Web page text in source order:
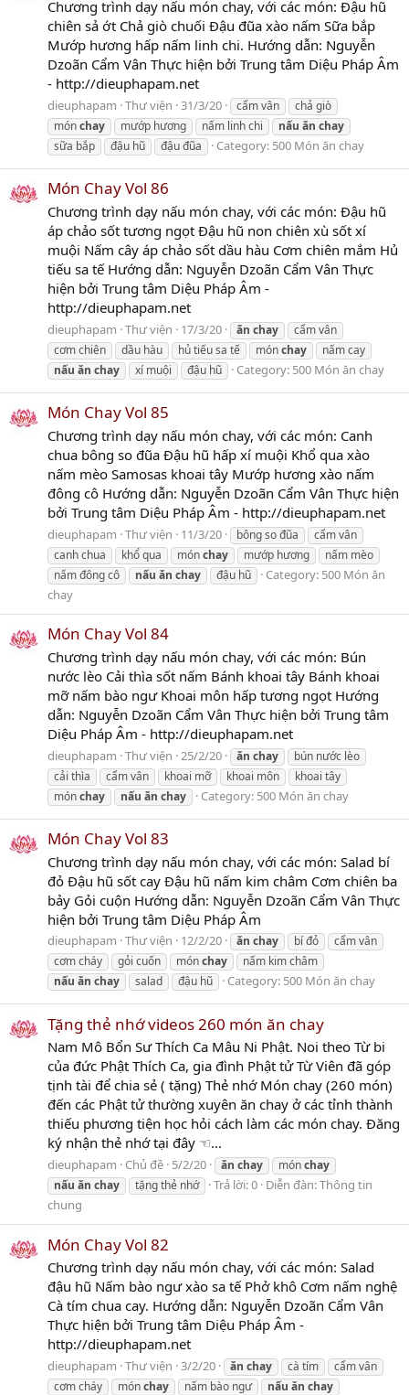
Chương trình dạy nấu món chay, với các món: Đậu hũ
chiên sả ớt Chả giò chuối Đậu đũa xào nấm Sữa bắp
Mướp hương hấp nấm linh chi. Hướng dẫn: Nguyễn
Dzoãn Cẩm Vân Thực hiện bởi Trung tâm Diệu Pháp Âm
- http://dieuphapam.net
dieuphapam Thư viện 31/3/20 cẩm vân
chả giò
mónchay mướp hương nấm linh chi nấu ăn chay
sữa bắp
đậu hũ đậu đũa Category: 500 Món ăn chay
Món Chay Vol 86
Chương trình dạy nấu món chay, với các món: Đậu hũ
áp chảo sốt tương ngọt Đậu hũ non chiên xù sốt xí
muội Nấm cây áp chảo sốt dầu hàu Cơm chiên mắm Hủ
tiếu sa tế Hướng dẫn: Nguyễn Dzoãn Cẩm Vân Thực
hiện bởi Trung tâm Diệu Pháp Âm -
http://dieuphapam.net
dieuphapam Thư viện 17/3/20 ăn chay
cẩm vân
cơm chiên
dầu hàu hủ tiếu sa tế mónchay
nấm cay
nấu ăn chay xí muội đậu hũ Category: 500 Món ăn chay
Món Chay Vol 85
Chương trình dạy nấu món chay, với các món: Canh
chua bông so đũa Đậu hũ hấp xí muội Khổ qua xào
nấm mèo Samosas khoai tây Mướp hương xào nấm
đông cô Hướng dẫn: Nguyễn Dzoãn Cẩm Vân Thực hiện
bởi Trung tâm Diệu Pháp Âm - http://dieuphapam.net
dieuphapam Thư viện 11/3/20 bông so đũa
cẩm vân
canh chua
khổ qua mónchay mướp hương
nấm mèo
nấm đông cô
nấu ăn chay đậu hũ Category: 500 Món ăn
chay
Món Chay Vol 84
Chương trình dạy nấu món chay, với các món: Bún
nước lèo Cải thìa sốt nấm Bánh khoai tây Bánh khoai
mỡ nấm bào ngư Khoai môn hấp tương ngọt Hướng
dẫn: Nguyễn Dzoãn Cẩm Vân Thực hiện bởi Trung tâm
Diệu Pháp Âm - http://dieuphapam.net
dieuphapam Thư viện 25/2/20 ăn chay
bún nước lèo
cải thìa
cẩm vân khoai mỡ khoai môn
khoai tây
mónchay nấu ăn chay Category: 500 Món ăn chay
Món Chay Vol 83
Chương trình dạy nấu món chay, với các món: Salad bí
đỏ Đậu hũ sốt cay Đậu hũ nấm kim châm Cơm chiên ba
bảy Gỏi cuộn Hướng dẫn: Nguyễn Dzoãn Cẩm Vân Thực
hiện bởi Trung tâm Diệu Pháp Âm
dieuphapam Thư viện 12/2/20 ăn chay bí đỏ
cẩm vân
cơm cháy
gỏi cuốn mónchay
nấm kim châm
nấu ăn chay salad đậu hũ Category: 500 Món ăn chay
Tặng thẻ nhớ videos 260 món ăn chay
Nam Mô Bổn Sư Thích Ca Mâu Ni Phật. Noi theo Từ bi
của đức Phật Thích Ca, gia đình Phật tử Từ Viên đã góp
tịnh tài để chia sẻ ( tặng) Thẻ nhớ Món chay (260 món)
đến các Phật tử thường xuyên ăn chay ở các tỉnh thành
thiếu phương tiện học hỏi cách làm các món chay. Đăng
ký nhận thẻ nhớ tại đây ☜...
dieuphapam Chủ đề 5/2/20 ăn chay mónchay
nấu ăn chay tặng thẻ nhớ Trả lời: 0 Diễn đàn:Thông tin
chung
Món Chay Vol 82
Chương trình dạy nấu món chay, với các món: Salad
đậu hũ Nấm bào ngư xào sa tế Phở khô Cơm nấm nghệ
Cà tím chua cay. Hướng dẫn: Nguyễn Dzoãn Cẩm Vân
Thực hiện bởi Trung tâm Diệu Pháp Âm -
http://dieuphapam.net
dieuphapam Thư viện 3/2/20 ăn chay cà tím
cẩm vân
cơm cháy
mónchay nấm bào ngư nấu ăn chay